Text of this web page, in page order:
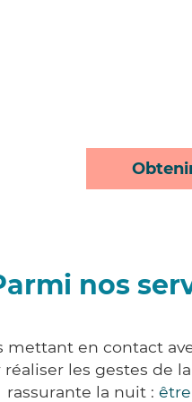
nos
en contact
les gestes
rassurante la nuit :